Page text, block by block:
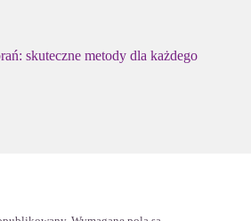
skuteczne metody dla każdego